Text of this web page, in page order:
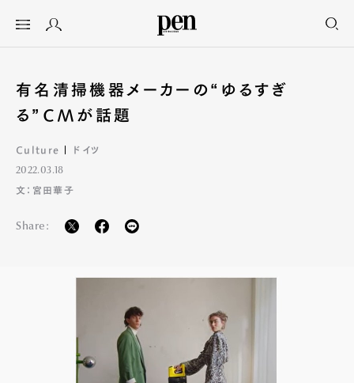
有名清掃機器メーカーの“ゆるすぎ
る”CMが話題
Culture ドイツ
2022.03.18
文：宮田華子
Share: